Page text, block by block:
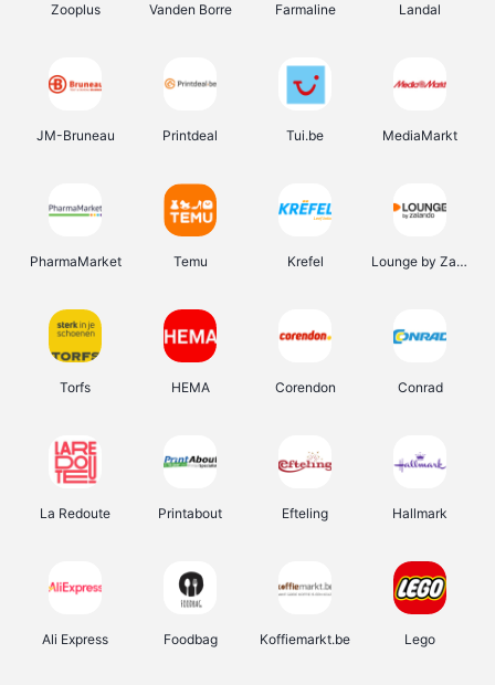
Zooplus Vanden Borre Farmaline Landal
JM-Bruneau Printdeal Tui.be MediaMarkt
PharmaMarket Temu Krefel Lounge by Zalando
Torfs HEMA Corendon Conrad
La Redoute Printabout Efteling Hallmark
Ali Express Foodbag Koffiemarkt.be Lego